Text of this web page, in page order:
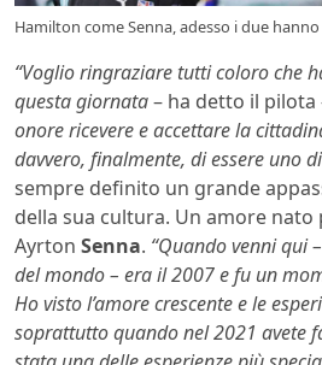
Hamilton come Senna, adesso i due
“Voglio ringraziare tutti coloro che
questa giornata– ha detto il pilota
onore ricevere e accettare la
davvero, finalmente, di essere uno
sempre definito un grande
della sua cultura. Un amore nato
Ayrton Senna. “Quando venni qui
del mondo – era il 2007 e fu un
Ho visto l’amore crescente e le
soprattutto quando nel 2021 avete